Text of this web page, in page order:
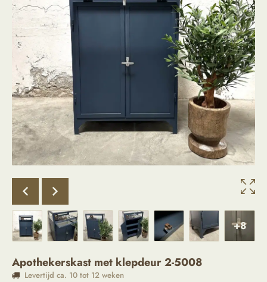
+8
Apothekerskast met klepdeur 2-5008
Levertijd ca. 10 tot 12 weken